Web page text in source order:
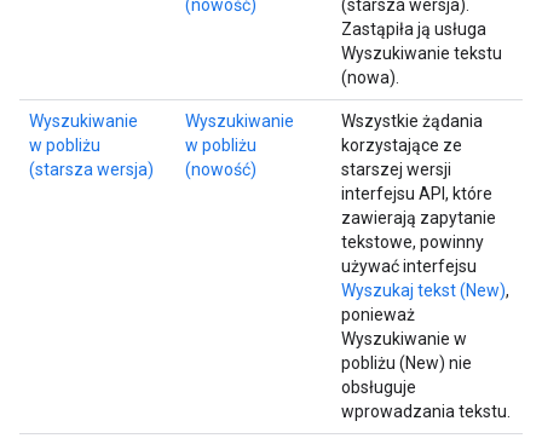
(nowość)
(starsza wersja).
Zastąpiła ją usługa
Wyszukiwanie tekstu
(nowa).
Wyszukiwanie
w pobliżu
(starsza wersja)
Wyszukiwanie
w pobliżu
(nowość)
Wszystkie żądania
korzystające ze
starszej wersji
interfejsu API, które
zawierają zapytanie
tekstowe, powinny
używać interfejsu
Wyszukaj tekst (New),
ponieważ
Wyszukiwanie w
pobliżu (New) nie
obsługuje
wprowadzania tekstu.